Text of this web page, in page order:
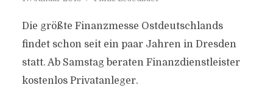
Die größte Finanzmesse Ostdeutschlands
findet schon seit ein paar Jahren in Dresden
statt. Ab Samstag beraten Finanzdienstleister
kostenlos Privatanleger.